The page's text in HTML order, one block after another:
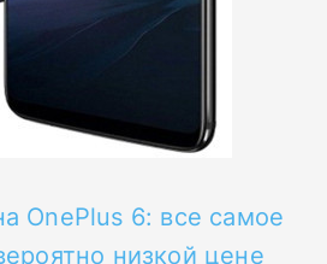
OnePlus 6: все самое
низкой цене